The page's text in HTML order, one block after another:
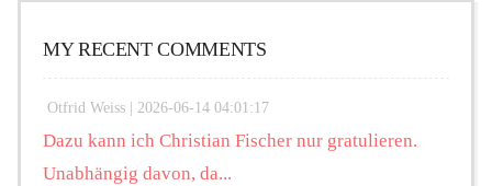
MY RECENT COMMENTS
Otfrid Weiss | 2026-06-14 04:01:17
Dazu kann ich Christian Fischer nur gratulieren.
Unabhängig davon, da...